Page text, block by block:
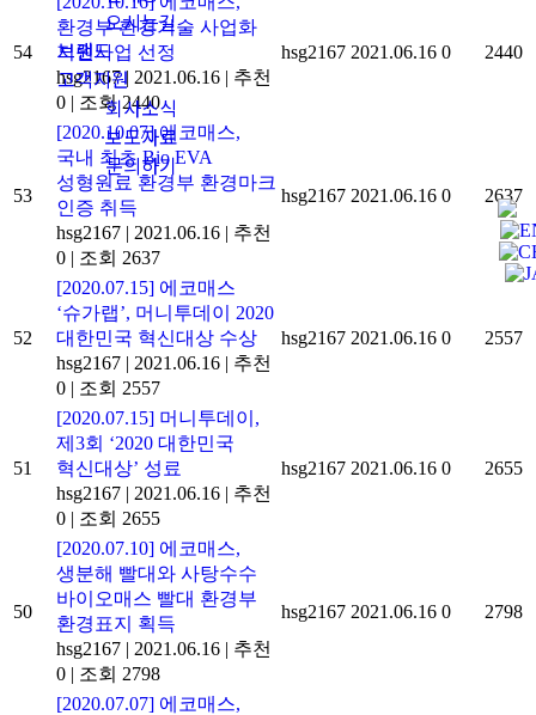
오시는길
브랜드
고객지원
회사소식
보도자료
문의하기
54
환경부 환경기술 사업화
지원사업 선정
hsg2167 | 2021.06.16 | 추천
0 | 조회 2440
hsg2167 2021.06.16 0 2440
53
[2020.10.07] 에코매스,
국내 최초 Bio EVA
성형원료 환경부 환경마크
인증 취득
hsg2167 | 2021.06.16 | 추천
0 | 조회 2637
hsg2167 2021.06.16 0 2637
52
[2020.07.15] 에코매스
‘슈가랩’, 머니투데이 2020
대한민국 혁신대상 수상
hsg2167 | 2021.06.16 | 추천
0 | 조회 2557
hsg2167 2021.06.16 0 2557
51
[2020.07.15] 머니투데이,
제3회 ‘2020 대한민국
혁신대상’ 성료
hsg2167 | 2021.06.16 | 추천
0 | 조회 2655
hsg2167 2021.06.16 0 2655
50
[2020.07.10] 에코매스,
생분해 빨대와 사탕수수
바이오매스 빨대 환경부
환경표지 획득
hsg2167 | 2021.06.16 | 추천
0 | 조회 2798
hsg2167 2021.06.16 0 2798
[2020.07.07] 에코매스,